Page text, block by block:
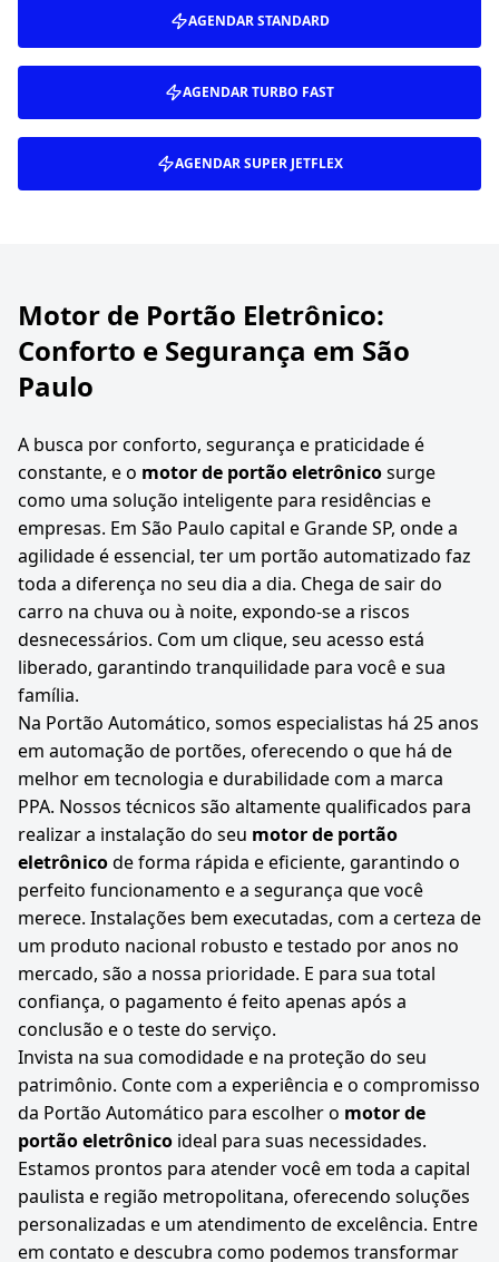
AGENDARSTANDARD
AGENDARTURBO FAST
AGENDARSUPER JETFLEX
Motor de Portão Eletrônico:
Conforto e Segurança em São
Paulo
A busca por conforto, segurança e praticidade é
constante, e o motor de portão eletrônicosurge
como uma solução inteligente para residências e
empresas. Em São Paulo capital e Grande SP, onde a
agilidade é essencial, ter um portão automatizado faz
toda a diferença no seu dia a dia. Chega de sair do
carro na chuva ou à noite, expondo-se a riscos
desnecessários. Com um clique, seu acesso está
liberado, garantindo tranquilidade para você e sua
família.
Na Portão Automático, somos especialistas há 25 anos
em automação de portões, oferecendo o que há de
melhor em tecnologia e durabilidade com a marca
PPA. Nossos técnicos são altamente qualificados para
realizar a instalação do seu motor de portão
eletrônicode forma rápida e eficiente, garantindo o
perfeito funcionamento e a segurança que você
merece. Instalações bem executadas, com a certeza de
um produto nacional robusto e testado por anos no
mercado, são a nossa prioridade. E para sua total
confiança, o pagamento é feito apenas após a
conclusão e o teste do serviço.
Invista na sua comodidade e na proteção do seu
patrimônio. Conte com a experiência e o compromisso
da Portão Automático para escolher o motor de
portão eletrônico ideal para suas necessidades.
Estamos prontos para atender você em toda a capital
paulista e região metropolitana, oferecendo soluções
personalizadas e um atendimento de excelência. Entre
em contato e descubra como podemos transformar